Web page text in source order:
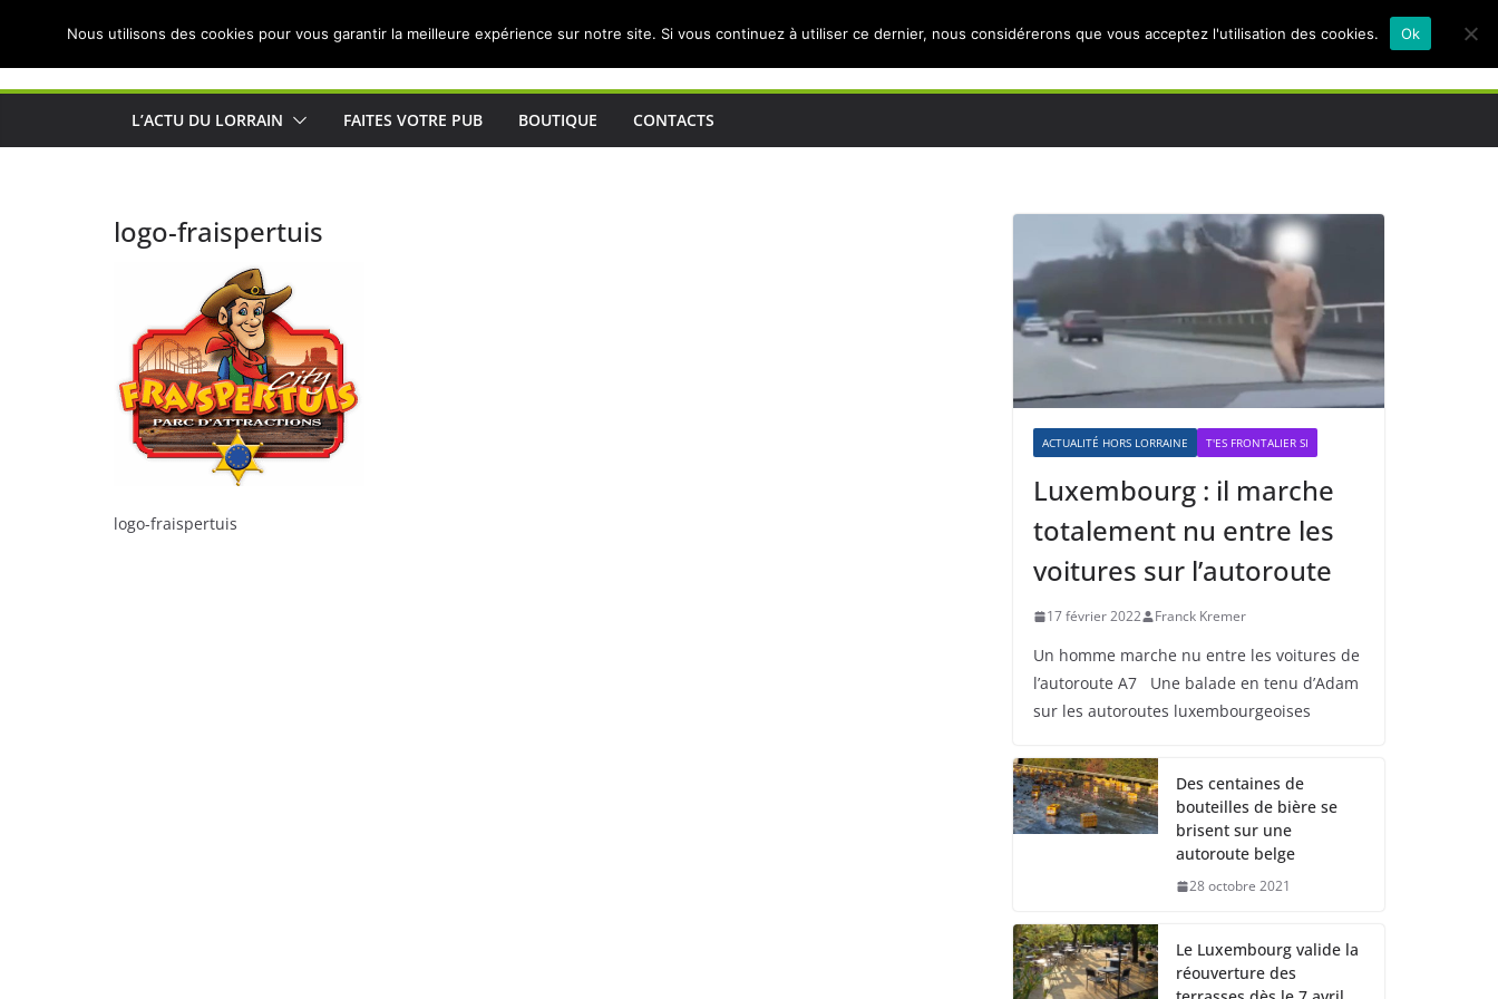
Actualités de Lorraine pour les Lorrains
L’ACTU DU LORRAIN FAITES VOTRE PUB BOUTIQUE CONTACTS
logo-fraispertuis
logo-fraispertuis
ACTUALITÉ HORS LORRAINE T'ES FRONTALIER SI
Luxembourg : il marche
totalement nu entre les
voitures sur l’autoroute
17 février 2022 Franck Kremer
Un homme marche nu entre les voitures de
l’autoroute A7 Une balade en tenu d’Adam
sur les autoroutes luxembourgeoises
Des centaines de
bouteilles de bière se
brisent sur une
autoroute belge
28 octobre 2021
Le Luxembourg valide la
réouverture des
Nous utilisons des cookies pour vous garantir la meilleure expérience sur notre site. Si vous continuez à utiliser ce dernier, nous considérerons que vous acceptez l'utilisation des cookies. Ok